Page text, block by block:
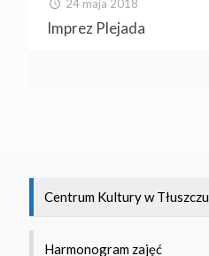
24 maja 2018
Imprez Plejada
Centrum Kultury w Tłuszczu
Harmonogram zajęć